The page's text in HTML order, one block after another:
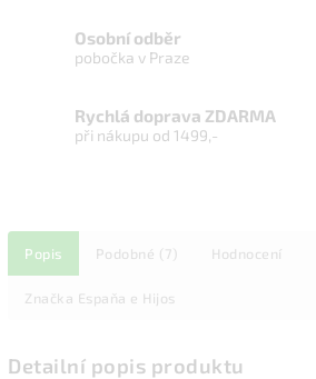
Osobní odběr
pobočka v Praze
Rychlá doprava ZDARMA
při nákupu od 1499,-
Popis Podobné (7) Hodnocení
Značka Espaňa e Hijos
Detailní popis produktu